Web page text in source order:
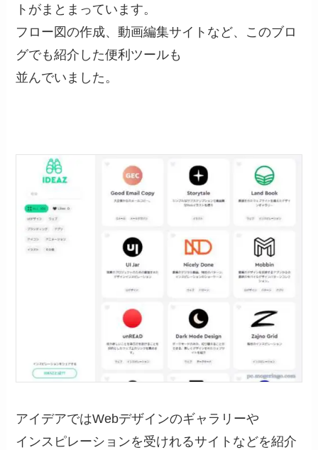
トがまとまっています。
フロー図の作成、動画編集サイトなど、このブロ
グでも紹介した便利ツールも
並んでいました。
アイデアではWebデザインのギャラリーや
インスピレーションを受けれるサイトなどを紹介